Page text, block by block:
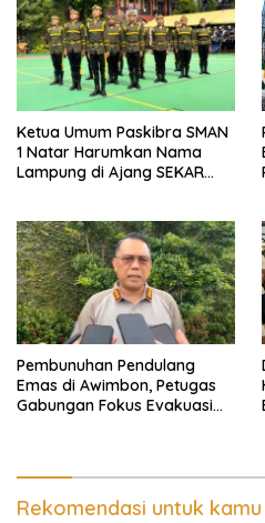
Ketua Umum Paskibra SMAN
1 Natar Harumkan Nama
Lampung di Ajang SEKAR
Pembunuhan Pendulang
Emas di Awimbon, Petugas
Gabungan Fokus Evakuasi
Rekomendasi untuk kamu